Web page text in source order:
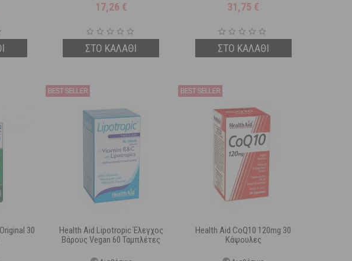
17,26 €
ΣΤΟ ΚΑΛΑΘΙ
31,75 €
ΣΤΟ ΚΑΛΑΘΙ
30
Health Aid Lipotropic Έλεγχος
Βάρους Vegan 60 Ταμπλέτες
Health Aid CoQ10 120mg 30
Κάψουλες